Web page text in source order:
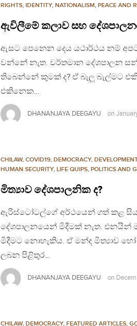
RIGHTS, IDENTITY, NATIONALISM, PEACE AND
ඇවිලීමේ කලාව සහ
ඇසට පෙනෙන දෙය යථාර්ථය නම්
වන්නේ නැත. වර්තමාන දේශපාලන
තිබෙන්නේ කුමක් ද? ඒ බැලූ බැල්මට
එකිනෙක…
DHANANJAYA DEEGAYU on
CHILAW, COVID19, DEMOCRACY, DEVELOPMENT
HUMAN SECURITY, LIFE QUIPS, POLITICS AND
මිත්‍යාව දේශපාලනික ද?
ඇරිස්ටෝටල්ගේ අර්ථයෙන් ගත් කළ
දේශපාලනයෙන් මිදීමක් නැත. එනයින්
මිදීමට නොහැකිය. ඒ මන්ද මිත්‍යාව
ලබන පිළිතුර…
DHANANJAYA DEEGAYU on
CHILAW, DEMOCRACY, FEATURED ARTICLES,